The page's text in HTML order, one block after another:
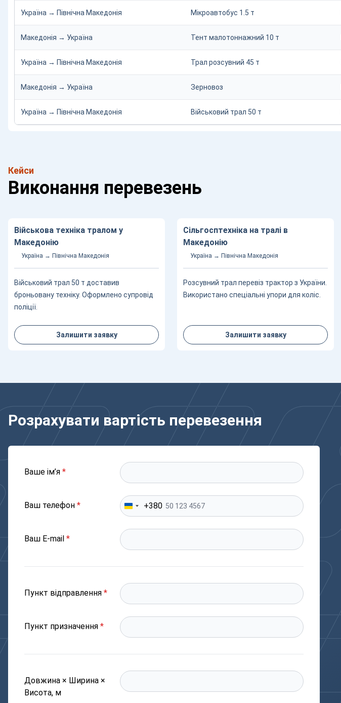
Україна → Північна Македонія Мікроавтобус 1.5 т
Македонія → Україна Тент малотоннажний 10 т
Україна → Північна Македонія Трал розсувний 45 т
Македонія → Україна Зерновоз
Україна → Північна Македонія Військовий трал 50 т
Кейси
Виконання перевезень
Військова техніка тралом у
Македонію
Україна → Північна Македонія
Військовий трал 50 т доставив
броньовану техніку. Оформлено супровід
поліції.
Залишити заявку
Сільгосптехніка на тралі в
Македонію
Україна → Північна Македонія
Розсувний трал перевіз трактор з України.
Використано спеціальні упори для коліс.
Залишити заявку
Розрахувати вартість перевезення
Ваше ім’я *
Ваш телефон * +380
Ваш E-mail *
Пункт відправлення *
Пункт призначення *
Довжина × Ширина ×
Висота, м